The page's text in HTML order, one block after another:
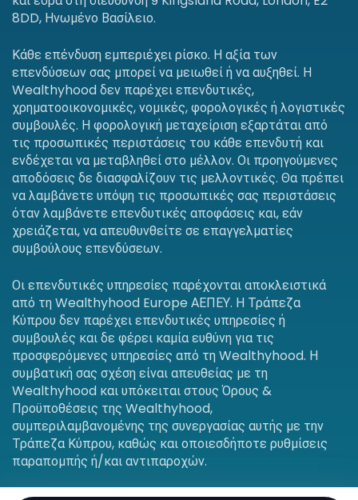
8DD, Ηνωμένο Βασίλειο.
Κάθε επένδυση εμπεριέχει ρίσκο. Η αξία των
επενδύσεων σας μπορεί να μειωθεί ή να αυξηθεί. Η
Wealthyhood δεν παρέχει επενδυτικές,
χρηματοοικονομικές, νομικές, φορολογικές ή λογιστικές
συμβουλές. Η φορολογική μεταχείριση εξαρτάται από
τις προσωπικές περιστάσεις του κάθε επενδυτή και
ενδέχεται να μεταβληθεί στο μέλλον. Οι προηγούμενες
αποδόσεις δε διασφαλίζουν τις μελλοντικές. Θα πρέπει
να λαμβάνετε υπόψη τις προσωπικές σας περιστάσεις
όταν λαμβάνετε επενδυτικές αποφάσεις και, εάν
χρειάζεται, να απευθυνθείτε σε επαγγελματίες
συμβούλους επενδύσεων.
Οι επενδυτικές υπηρεσίες παρέχονται αποκλειστικά
από τη Wealthyhood Europe ΑΕΠΕΥ. Η Τράπεζα
Κύπρου δεν παρέχει επενδυτικές υπηρεσίες ή
συμβουλές και δε φέρει καμία ευθύνη για τις
προσφερόμενες υπηρεσίες από τη Wealthyhood. Η
συμβατική σας σχέση είναι απευθείας με τη
Wealthyhood και υπόκειται στους Όρους &
Προϋποθέσεις της Wealthyhood,
συμπεριλαμβανομένης της συνεργασίας αυτής με την
Τράπεζα Κύπρου, καθώς και οποιεσδήποτε ρυθμίσεις
παραπομπής ή/και αντιπαροχών.